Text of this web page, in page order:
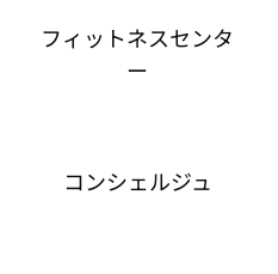
フィットネスセンタ
ー
コンシェルジュ